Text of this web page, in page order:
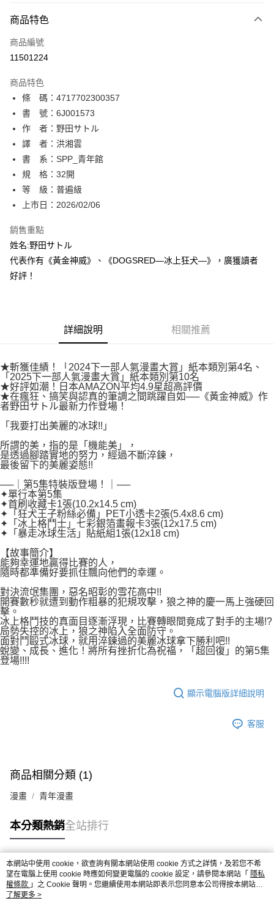
信用卡一次付款
超商取貨付款
相關說明
【關於「AFTEE先享後付」】
AFTEE先享後付是「在收到商品之後才付款」的支付方式。 讓您購物簡單
便利好安心！
１．簡單：不需註冊會員、不需綁卡、不需儲值。
２．便利：只要手機號碼，簡訊認證，即可結帳。
３．安心：先確認商品／服務後，再付款。
【「AFTEE先享後付」結帳流程】
１．於結帳方式選擇「AFTEE先享後付」後，將跳轉至「AFTEE先享後付」
結帳頁面，進行簡訊認證並確認金額後，即可完成結帳。
２．訂單成立數日內，您將收到繳費通知簡訊。
ATM／網路銀行／等多元方式進行付款，方視為交易完成。
※ 請注意：結帳手續完成當下不需立刻繳費，但若您需要取消訂單，請聯絡
購買商品的店家。未經商家同意取消之訂單仍視為有效，需透過AFTEE先享
後付繳納相關費用。
※ 交易是否成功請以「AFTEE先享後付 」之結帳頁面顯示為準，若有關於
１．透過由恩沛科技股份有限公司提供之「AFTEE先享後付」服務完成之交
易，需依本服務之必要範圍內提供個人資料，並將交易相關給付款項請求債
２．關於個人資料處理事宜，請瀏覽以下網址：
https://aftee.tw/terms/#terms3
３．未成年的使用者請事先徵得法定代理人或監護人之同意方可使用
「AFTEE先享後付」，若未經同意申辦者引起之損失，本公司不負相關責
任。
４．使用「AFTEE先享後付」時，將依據個別帳號之用戶狀況，依本公司即
時審查核予不同之上限額度；若仍有額度不足之情形，本公司將視審查結果
請求用戶進行身份認證。
５．嚴禁一人註冊多個帳號或使用他人資訊註冊。若發現惡意使用之情形，
恩沛科技股份有限公司將有權停止該用戶之使用額度並採取法律行動。
ATM付款
運送方式
全家取貨付款
每筆NT$80，滿NT$500(含以上)免運費
付款後全家取貨
每筆NT$80，滿NT$500(含以上)免運費
付款後萊爾富取貨
每筆NT$80，滿NT$500(含以上)免運費
每筆NT$80，滿NT$500(含以上)免運費
宅配
每筆NT$100，滿NT$800(含以上)免運費
商品特色
商品編號
11501224
商品特色
條 碼：4717702300357
書 號：6J001573
作 者：野田サトル
譯 者：洪湘雲
書 系：SPP_青年館
規 格：32開
等 級：普遍級
上市日：2026/02/06
銷售重點
姓名:野田サトル
代表作有《黃金神威》、《DOGSRED—冰上狂犬—》，廣獲讀者
好評！
詳細說明 相關推薦
★斬獲佳績！「2024下一部人氣漫畫大賞」紙本類別第4名、
「2025下一部人氣漫畫大賞」紙本類別第10名
★好評如潮！日本AMAZON平均4.9星超高評價
★在瘋狂、搞笑與認真的筆調之間跳躍自如──《黃金神威》作
者野田サトル最新力作登場！
「我要打出美麗的冰球!!」
所謂的美，指的是「機能美」，
是透過腳踏實地的努力，經過不斷淬鍊，
最後留下的美麗姿態!!
──｜第5集特裝版登場！｜──
✦單行本第5集
✦首刷收藏卡1張(10.2x14.5 cm)
✦「狂犬王子粉絲必備」PET小透卡2張(5.4x8.6 cm)
✦「冰上格鬥士」七彩銀箔畫報卡3張(12x17.5 cm)
✦「暴走冰球生活」貼紙組1張(12x18 cm)
【故事簡介】
能夠幸運地贏得比賽的人，
隨時都準備好要抓住飄向他們的幸運。
對決流氓集團，惡名昭彰的雪花高中!!
開賽數秒就遭到動作粗暴的犯規攻擊，狼之神的慶一馬上強硬回
擊。
冰上格鬥技的真面目逐漸浮現，比賽轉眼間竟成了對手的主場!?
局勢失控的冰上，狼之神陷入全面防守。
面對鬥毆式冰球，就用淬鍊過的美麗冰球拿下勝利吧!!
蛻變、成長、進化！將所有挫折化為祝福，「超回復」的第5集
登場!!!!
顯示電腦版詳細說明
客服
商品相關分類 (1)
漫畫 青年漫畫
本分類熱銷全站排行
熱門標籤
本網站中使用 cookie，欲查詢有關本網站使用 cookie 方式之詳情，及若您不希
望在電腦上使用 cookie 時應如何變更電腦的 cookie 設定，請參閱本網站「 隱私
權條款 」之 Cookie 聲明。您繼續使用本網站即表示您同意本公司得按本網站使
用條款之 Cookie 聲明使用 cookie。
了解更多 >